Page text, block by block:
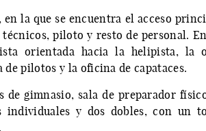
la que se encuentra el acceso
técnicos, piloto y resto de personal.
orientada hacia la helipista, la
pilotos y la oficina de capataces.
gimnasio, sala de preparador
individuales y dos dobles, con un